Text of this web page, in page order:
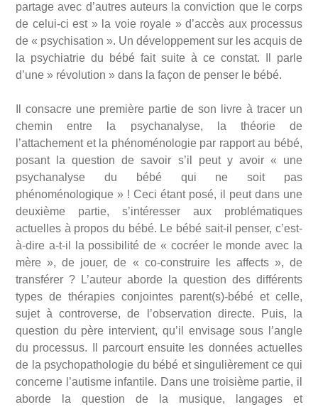
partage avec d’autres auteurs la conviction que le corps
de celui-ci est » la voie royale » d’accès aux processus
de « psychisation ». Un développement sur les acquis de
la psychiatrie du bébé fait suite à ce constat. Il parle
d’une » révolution » dans la façon de penser le bébé.
Il consacre une première partie de son livre à tracer un
chemin entre la psychanalyse, la théorie de
l’attachement et la phénoménologie par rapport au bébé,
posant la question de savoir s’il peut y avoir « une
psychanalyse du bébé qui ne soit pas
phénoménologique » ! Ceci étant posé, il peut dans une
deuxième partie, s’intéresser aux problématiques
actuelles à propos du bébé. Le bébé sait-il penser, c’est-
à-dire a-t-il la possibilité de « cocréer le monde avec la
mère », de jouer, de « co-construire les affects », de
transférer ? L’auteur aborde la question des différents
types de thérapies conjointes parent(s)-bébé et celle,
sujet à controverse, de l’observation directe. Puis, la
question du père intervient, qu’il envisage sous l’angle
du processus. Il parcourt ensuite les données actuelles
de la psychopathologie du bébé et singulièrement ce qui
concerne l’autisme infantile. Dans une troisième partie, il
aborde la question de la musique, langages et